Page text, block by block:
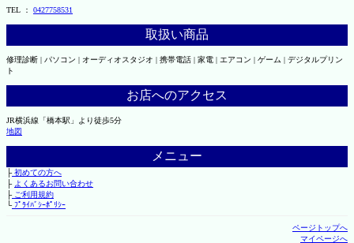
TEL ： 0427758531
取扱い商品
修理診断 | パソコン | オーディオスタジオ | 携帯電話 | 家電 | エアコン | ゲーム | デジタルプリン
ト
お店へのアクセス
JR横浜線「橋本駅」より徒歩5分
地図
メニュー
├初めての方へ
├ よくあるお問い合わせ
├ご利用規約
└ﾌﾟﾗｲﾊﾞｼｰﾎﾟﾘｼｰ
ページトップへ
マイページへ